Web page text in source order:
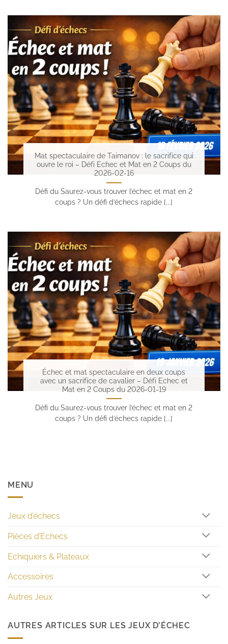
Mat spectaculaire de Taimanov : le sacrifice qui
ouvre le roi – Défi Echec et Mat en 2 Coups du
2026-02-16
Défi du Saurez-vous trouver l’échec et mat en 2
coups ? Un défi d’échecs rapide [...]
Échec et mat spectaculaire en deux coups
avec un sacrifice de cavalier – Défi Echec et
Mat en 2 Coups du 2026-01-19
Défi du Saurez-vous trouver l’échec et mat en 2
coups ? Un défi d’échecs rapide [...]
MENU
Jeux d’échecs
Pièces d’Echecs
Echiquiers & Plateaux
Accessoires
Autres Jeux
AUTRES ARTICLES SUR LES JEUX D’ÉCHEC